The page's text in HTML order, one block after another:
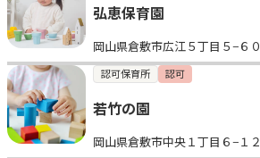
弘恵保育園
岡山県倉敷市広江５丁目５−６０
認可保育所 認可
若竹の園
岡山県倉敷市中央１丁目６−１２